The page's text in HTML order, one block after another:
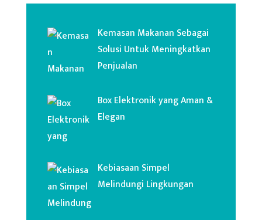
Kemasan Makanan Sebagai
Solusi Untuk Meningkatkan
Penjualan
Box Elektronik yang Aman &
Elegan
Kebiasaan Simpel
Melindungi Lingkungan